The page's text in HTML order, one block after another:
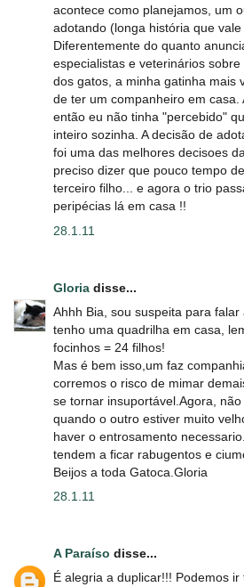
acontece como planejamos, um
adotando (longa história que
Diferentemente do quanto
especialistas e veterinários
dos gatos, a minha gatinha mais
de ter um companheiro em casa.
então eu não tinha "percebido"
inteiro sozinha. A decisão de
foi uma das melhores decisoes
preciso dizer que pouco tempo
terceiro filho... e agora o trio
peripécias lá em casa !!
28.1.11
Gloria disse...
Ahhh Bia, sou suspeita para
tenho uma quadrilha em casa,
focinhos = 24 filhos!
Mas é bem isso,um faz
corremos o risco de mimar
se tornar insuportável.Agora,
quando o outro estiver muito
haver o entrosamento
tendem a ficar rabugentos e
Beijos a toda Gatoca.Gloria
28.1.11
A Paraíso disse...
É alegria a duplicar!!! Podemos